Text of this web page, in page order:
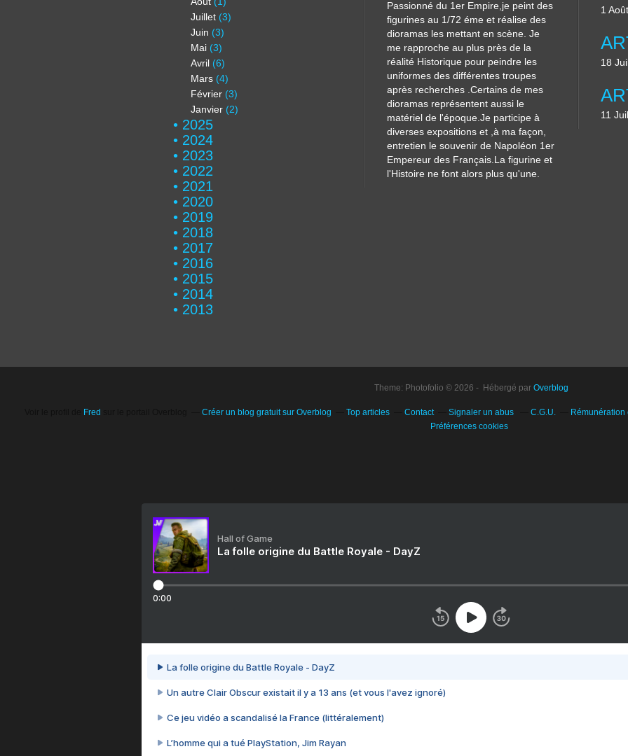
Juillet (3)
Juin (3)
Mai (3)
Avril (6)
Mars (4)
Février (3)
Janvier (2)
2025
2024
2023
2022
2021
2020
2019
2018
2017
2016
2015
2014
2013
Passionné du 1er Empire,je peint des
figurines au 1/72 éme et réalise des
dioramas les mettant en scène. Je
me rapproche au plus près de la
réalité Historique pour peindre les
uniformes des différentes troupes
après recherches .Certains de mes
dioramas représentent aussi le
matériel de l'époque.Je participe à
diverses expositions et ,à ma façon,
entretien le souvenir de Napoléon 1er
Empereur des Français.La figurine et
l'Histoire ne font alors plus qu'une.
1
18
11
Theme: Photofolio © 2026 - Hébergé par Overblog
Fred Créer un blog gratuit sur Overblog Top articles Contact Signaler un abus C.G.U. Rémunération
Préférences cookies
Hall of Game
La folle origine du Battle Royale - DayZ
0:00
La folle origine du Battle Royale - DayZ
Un autre Clair Obscur existait il y a 13 ans (et vous l'avez ignoré)
Ce jeu vidéo a scandalisé la France (littéralement)
L’homme qui a tué PlayStation, Jim Rayan